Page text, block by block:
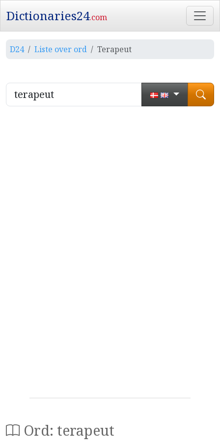
Dictionaries24.com
D24 Liste over ord Terapeut
Ord: terapeut